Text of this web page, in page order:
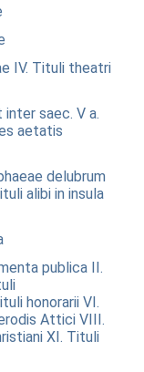
IV. Tituli theatri
saec. V a.
aetatis
delubrum
alibi in insula
publica II.
honorarii VI.
Attici VIII.
XI. Tituli